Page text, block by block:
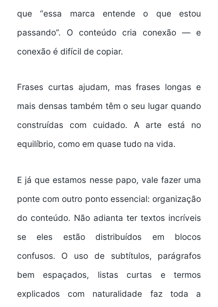
que “essa marca entende o que estou
passando”. O conteúdo cria conexão — e
conexão é difícil de copiar.
Frases curtas ajudam, mas frases longas e
mais densas também têm o seu lugar quando
construídas com cuidado. A arte está no
equilíbrio, como em quase tudo na vida.
E já que estamos nesse papo, vale fazer uma
ponte com outro ponto essencial: organização
do conteúdo. Não adianta ter textos incríveis
se eles estão distribuídos em blocos
confusos. O uso de subtítulos, parágrafos
bem espaçados, listas curtas e termos
explicados com naturalidade faz toda a